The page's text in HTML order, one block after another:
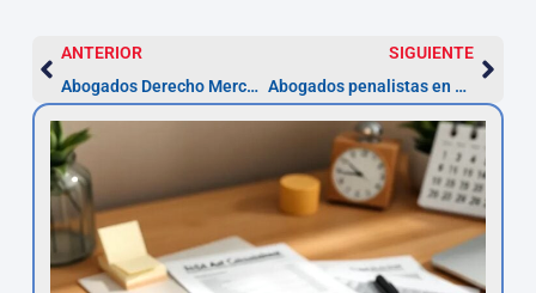
ANTERIOR
Abogados Derecho Mercantil en Santander
SIGUIENTE
Abogados penalistas en Santander – Defensa y asistencia